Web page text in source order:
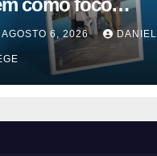
educação e
AGOSTO 6, 2026 DANIEL